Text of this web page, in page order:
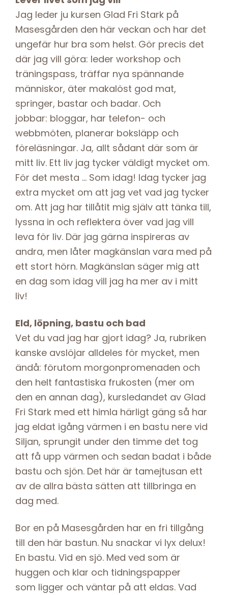
Jag leder ju kursen Glad Fri Stark på
Masesgården den här veckan och har det
ungefär hur bra som helst. Gör precis det
där jag vill göra: leder workshop och
träningspass, träffar nya spännande
människor, äter makalöst god mat,
springer, bastar och badar. Och
jobbar: bloggar, har telefon- och
webbmöten, planerar boksläpp och
föreläsningar. Ja, allt sådant där som är
mitt liv. Ett liv jag tycker väldigt mycket om.
För det mesta … Som idag! Idag tycker jag
extra mycket om att jag vet vad jag tycker
om. Att jag har tillåtit mig själv att tänka till,
lyssna in och reflektera över vad jag vill
leva för liv. Där jag gärna inspireras av
andra, men låter magkänslan vara med på
ett stort hörn. Magkänslan säger mig att
en dag som idag vill jag ha mer av i mitt
liv!
Eld, löpning, bastu och bad
Vet du vad jag har gjort idag? Ja, rubriken
kanske avslöjar alldeles för mycket, men
ändå: förutom morgonpromenaden och
den helt fantastiska frukosten (mer om
den en annan dag), kursledandet av Glad
Fri Stark med ett himla härligt gäng så har
jag eldat igång värmen i en bastu nere vid
Siljan, sprungit under den timme det tog
att få upp värmen och sedan badat i både
bastu och sjön. Det här är tamejtusan ett
av de allra bästa sätten att tillbringa en
dag med.
Bor en på Masesgården har en fri tillgång
till den här bastun. Nu snackar vi lyx delux!
En bastu. Vid en sjö. Med ved som är
huggen och klar och tidningspapper
som ligger och väntar på att eldas. Vad